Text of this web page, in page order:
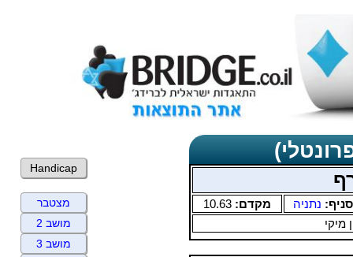
סניף: נתניה מקדם: 10.63
מיקי
Handicap
מצטבר
מושב 2
מושב 3